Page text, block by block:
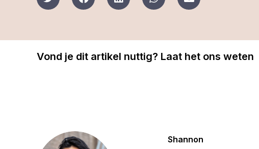
Vond je dit artikel nuttig? Laat het ons weten
Shannon